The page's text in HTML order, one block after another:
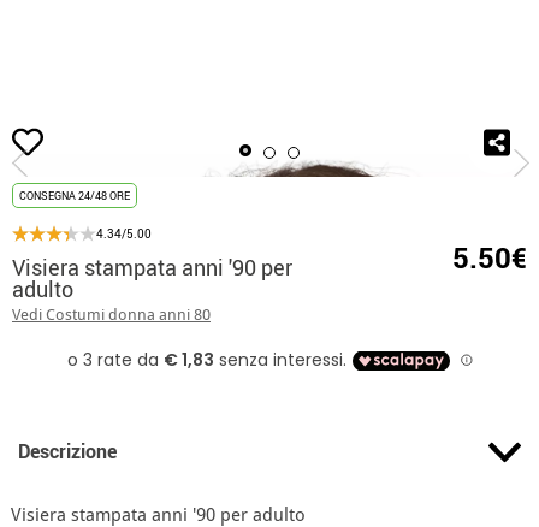
Inizio Visiera stampata anni '90 per adulto
CONSEGNA 24/48 ORE
4.34/5.00
Visiera stampata anni '90 per
adulto
Vedi Costumi donna anni 80
5.50€
Descrizione
Visiera stampata anni '90 per adulto